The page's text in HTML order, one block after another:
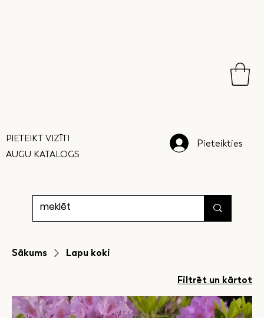
AUGU KATALOGS
PIETEIKT VIZĪTI Pieteikties
Sākums Lapu koki
Filtrēt un kārtot